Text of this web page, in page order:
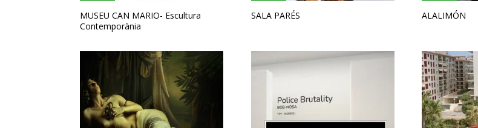
MUSEU CAN MARIO- Escultura
Contemporània
SALA PARÉS ALALIMÓN